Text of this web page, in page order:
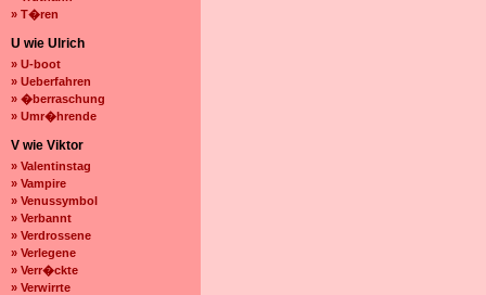
» T�ren
U wie Ulrich
» U-boot
» Ueberfahren
» �berraschung
» Umr�hrende
V wie Viktor
» Valentinstag
» Vampire
» Venussymbol
» Verbannt
» Verdrossene
» Verlegene
» Verr�ckte
» Verwirrte